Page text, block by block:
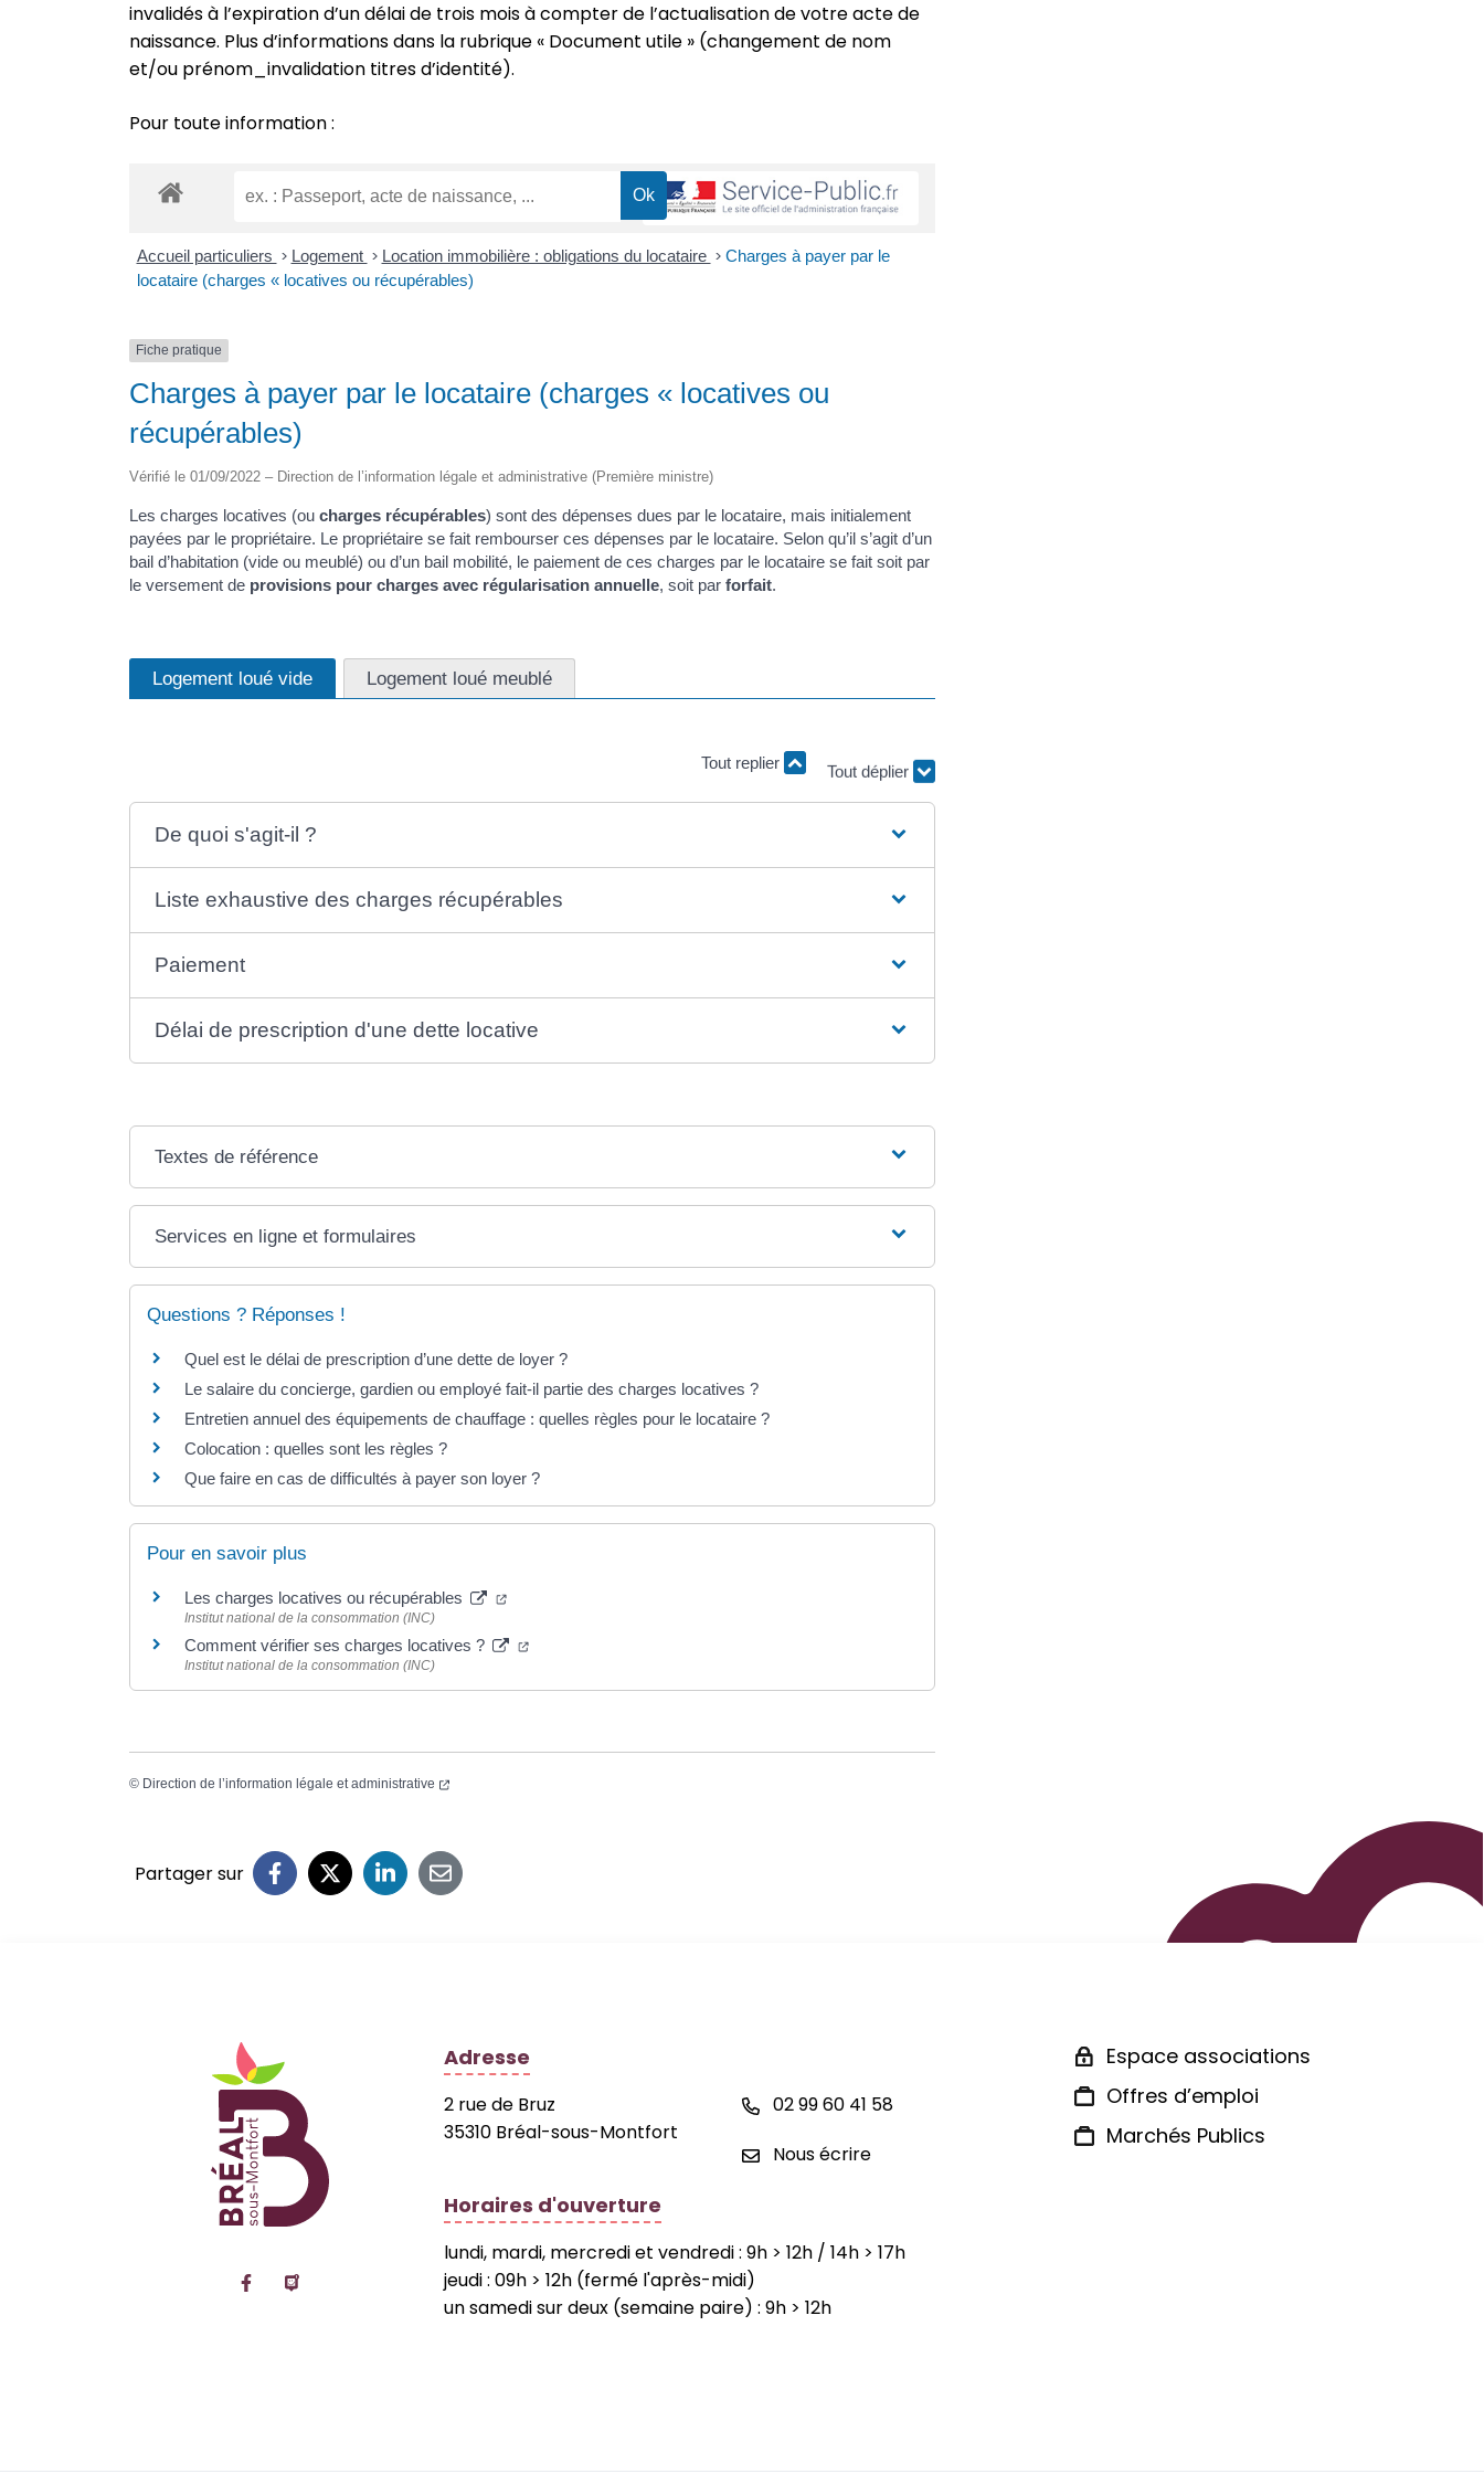
invalidés à l’expiration d’un délai de trois mois à compter de l’actualisation de votre acte de
naissance. Plus d’informations dans la rubrique « Document utile » (changement de nom
et/ou prénom_invalidation titres d’identité).
Pour toute information :
Accueil particuliers > Logement > Location immobilière : obligations du locataire > Charges à payer par le
locataire (charges « locatives ou récupérables)
Fiche pratique
Charges à payer par le locataire (charges « locatives ou
récupérables)
Vérifié le 01/09/2022 – Direction de l’information légale et administrative (Première ministre)
Les charges locatives (ou charges récupérables) sont des dépenses dues par le locataire, mais initialement
payées par le propriétaire. Le propriétaire se fait rembourser ces dépenses par le locataire. Selon qu’il s’agit d’un
bail d’habitation (vide ou meublé) ou d’un bail mobilité, le paiement de ces charges par le locataire se fait soit par
le versement de provisions pour charges avec régularisation annuelle, soit par forfait.
Logement loué vide Logement loué meublé
Tout replier
Tout déplier
De quoi s'agit-il ?
Liste exhaustive des charges récupérables
Paiement
Délai de prescription d'une dette locative
Textes de référence
Services en ligne et formulaires
Questions ? Réponses !
Quel est le délai de prescription d’une dette de loyer ?
Le salaire du concierge, gardien ou employé fait-il partie des charges locatives ?
Entretien annuel des équipements de chauffage : quelles règles pour le locataire ?
Colocation : quelles sont les règles ?
Que faire en cas de difficultés à payer son loyer ?
Pour en savoir plus
Les charges locatives ou récupérables
Institut national de la consommation (INC)
Comment vérifier ses charges locatives ?
Institut national de la consommation (INC)
© Direction de l’information légale et administrative
Partager sur
Logo Site officiel de la commune de Bréal-sous-Montfort
Lien vers le compte Facebook
Lien vers la page PanneauPocket
Adresse
2 rue de Bruz
35310 Bréal-sous-Montfort
02 99 60 41 58
Nous écrire
Horaires d'ouverture
lundi, mardi, mercredi et vendredi : 9h > 12h / 14h > 17h
jeudi : 09h > 12h (fermé l'après-midi)
un samedi sur deux (semaine paire) : 9h > 12h
Espace associations
Offres d’emploi
Marchés Publics